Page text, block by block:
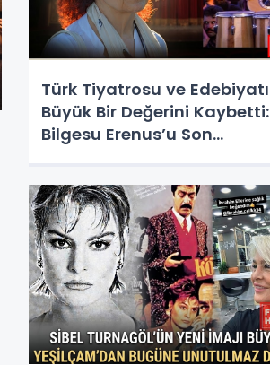
Türk Tiyatrosu ve Edebiyatı
Büyük Bir Değerini Kaybetti:
Bilgesu Erenus’u Son